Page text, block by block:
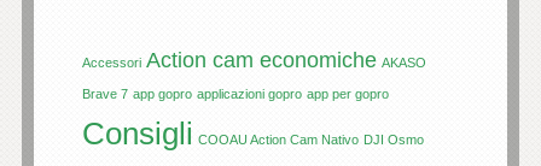
Accessori Action cam economiche AKASO
Brave 7 app gopro applicazioni gopro app per gopro
Consigli COOAU Action Cam Nativo DJI Osmo